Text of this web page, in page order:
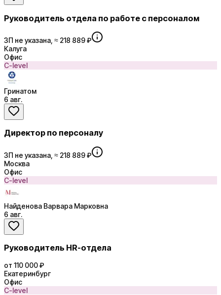
Руководитель отдела по работе с персоналом
ЗП не указана, ≈ 218 889 ₽
Калуга
Офис
C-level
Гринатом
6 авг.
Директор по персоналу
ЗП не указана, ≈ 218 889 ₽
Москва
Офис
C-level
Найденова Варвара Марковна
6 авг.
Руководитель HR-отдела
от 110 000 ₽
Екатеринбург
Офис
C-level